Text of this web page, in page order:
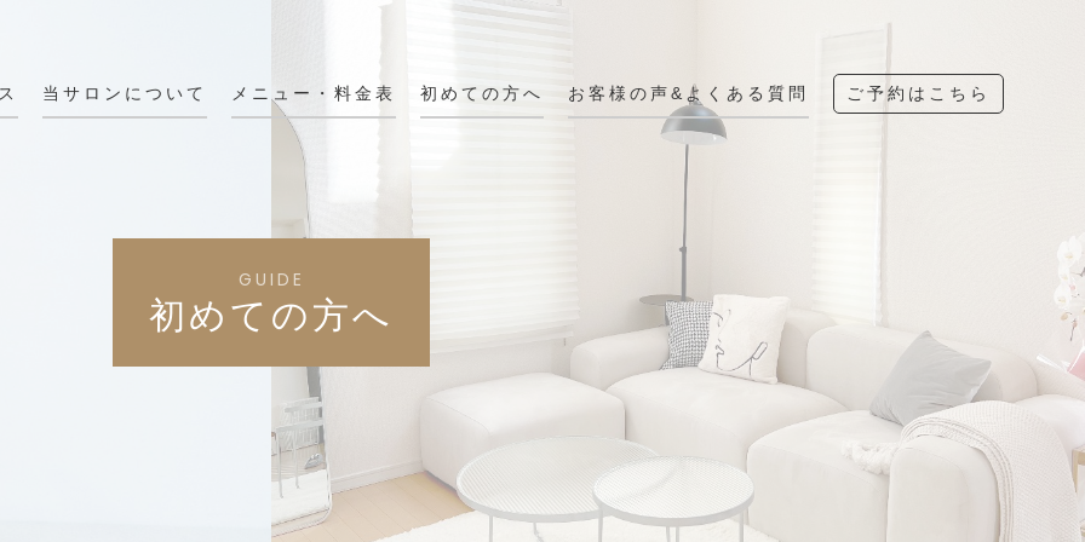
当サロンについて メニュー・料金表 初めての方へ お客様の声&よくある質問 ご予約はこちら
GUIDE
初めての方へ